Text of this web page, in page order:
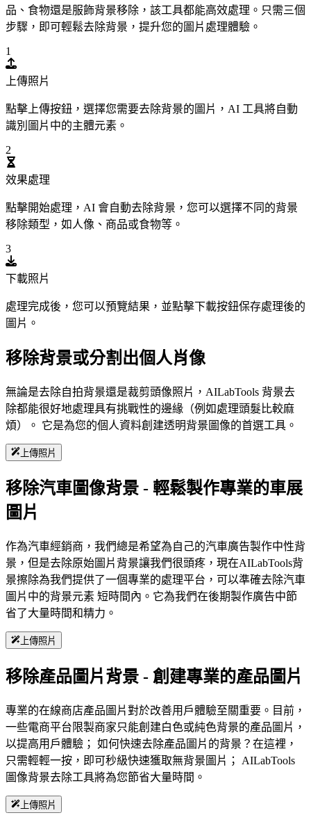
品、食物還是服飾背景移除，該工具都能高效處理。只需三個
步驟，即可輕鬆去除背景，提升您的圖片處理體驗。
1
上傳照片
點擊上傳按鈕，選擇您需要去除背景的圖片，AI 工具將自動
識別圖片中的主體元素。
2
效果處理
點擊開始處理，AI 會自動去除背景，您可以選擇不同的背景
移除類型，如人像、商品或食物等。
3
下載照片
處理完成後，您可以預覽結果，並點擊下載按鈕保存處理後的
圖片。
移除背景或分割出個人肖像
無論是去除自拍背景還是裁剪頭像照片，AILabTools 背景去
除都能很好地處理具有挑戰性的邊緣（例如處理頭髮比較麻
煩）。 它是為您的個人資料創建透明背景圖像的首選工具。
上傳照片
移除汽車圖像背景 - 輕鬆製作專業的車展
圖片
作為汽車經銷商，我們總是希望為自己的汽車廣告製作中性背
景，但是去除原始圖片背景讓我們很頭疼，現在AILabTools背
景擦除為我們提供了一個專業的處理平台，可以準確去除汽車
圖片中的背景元素 短時間內。它為我們在後期製作廣告中節
省了大量時間和精力。
上傳照片
移除產品圖片背景 - 創建專業的產品圖片
專業的在線商店產品圖片對於改善用戶體驗至關重要。目前，
一些電商平台限製商家只能創建白色或純色背景的產品圖片，
以提高用戶體驗； 如何快速去除產品圖片的背景？在這裡，
只需輕輕一按，即可秒級快速獲取無背景圖片； AILabTools
圖像背景去除工具將為您節省大量時間。
上傳照片